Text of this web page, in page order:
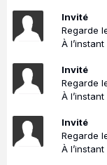
Invité
À l’instant
Invité
À l’instant
Invité
Regarde
À l’instant